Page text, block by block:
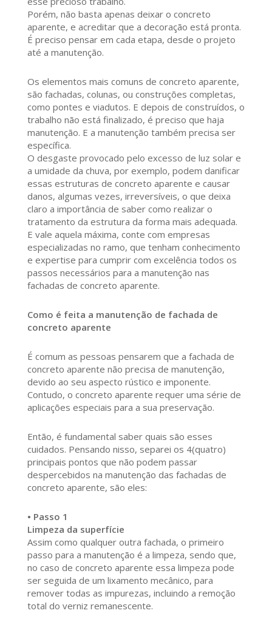
Porém, não basta apenas deixar o concreto
aparente, e acreditar que a decoração está pronta.
É preciso pensar em cada etapa, desde o projeto
até a manutenção.
Os elementos mais comuns de concreto aparente,
são fachadas, colunas, ou construções completas,
como pontes e viadutos. E depois de construídos, o
trabalho não está finalizado, é preciso que haja
manutenção. E a manutenção também precisa ser
específica.
O desgaste provocado pelo excesso de luz solar e
a umidade da chuva, por exemplo, podem danificar
essas estruturas de concreto aparente e causar
danos, algumas vezes, irreversíveis, o que deixa
claro a importância de saber como realizar o
tratamento da estrutura da forma mais adequada.
E vale aquela máxima, conte com empresas
especializadas no ramo, que tenham conhecimento
e expertise para cumprir com excelência todos os
passos necessários para a manutenção nas
fachadas de concreto aparente.
Como é feita a manutenção de fachada de
concreto aparente
É comum as pessoas pensarem que a fachada de
concreto aparente não precisa de manutenção,
devido ao seu aspecto rústico e imponente.
Contudo, o concreto aparente requer uma série de
aplicações especiais para a sua preservação.
Então, é fundamental saber quais são esses
cuidados. Pensando nisso, separei os 4(quatro)
principais pontos que não podem passar
despercebidos na manutenção das fachadas de
concreto aparente, são eles:
• Passo 1
Limpeza da superfície
Assim como qualquer outra fachada, o primeiro
passo para a manutenção é a limpeza, sendo que,
no caso de concreto aparente essa limpeza pode
ser seguida de um lixamento mecânico, para
remover todas as impurezas, incluindo a remoção
total do verniz remanescente.